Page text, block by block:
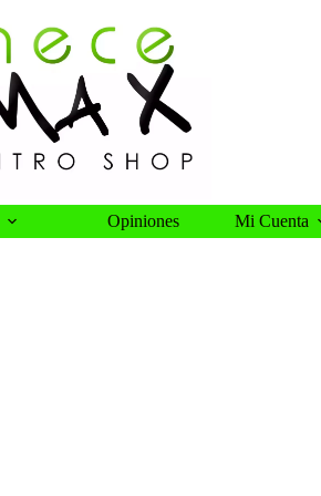
Opiniones Mi Cuenta